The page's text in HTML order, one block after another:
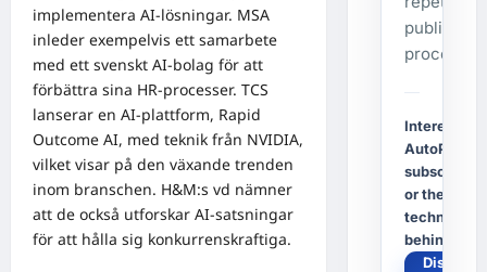
implementera AI-lösningar. MSA
inleder exempelvis ett samarbete
med ett svenskt AI-bolag för att
förbättra sina HR-processer. TCS
lanserar en AI-plattform, Rapid
Outcome AI, med teknik från NVIDIA,
vilket visar på den växande trenden
inom branschen. H&M:s vd nämner
att de också utforskar AI-satsningar
för att hålla sig konkurrenskraftiga.
publishing
process.
Interested
AutoPost, a
or the
technology
behind it?
Discover